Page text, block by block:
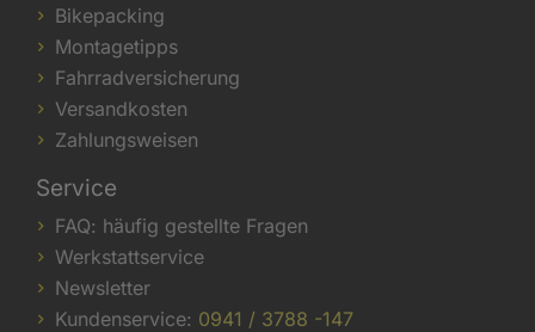
Bikepacking
Montagetipps
Fahrradversicherung
Versandkosten
Zahlungsweisen
Service
FAQ: häufig gestellte Fragen
Werkstattservice
Newsletter
Kundenservice: 0941 / 3788 -147